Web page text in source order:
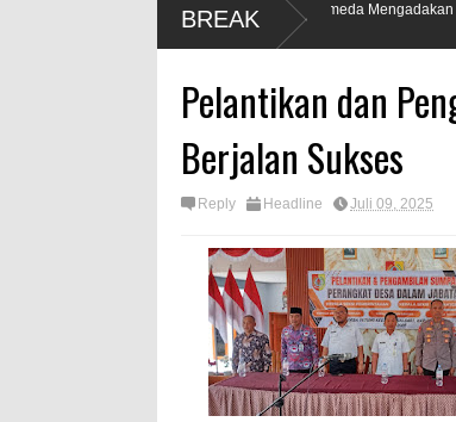
BREAK
PT. Harmoni Dua Andromeda Mengadakan Tasyakuran
Pelantikan dan
Berjalan Sukses
Reply Headline Juli 09, 2025